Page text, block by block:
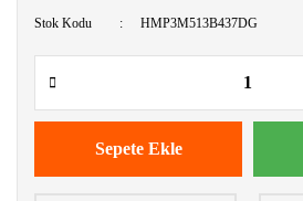
Stok Kodu HMP3M513B437DG
Sepete Ekle